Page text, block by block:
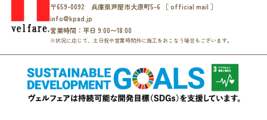
〒659-0092 兵庫県芦屋市大原町5-6 ［ official mail ］
info@kpad.jp
営業時間：平日 9:00〜18:00
※状況に応じて、土日祝や営業時間外に施工をおこなう場合もございます。